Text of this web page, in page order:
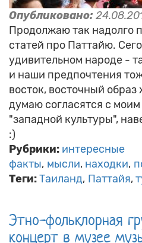
Опубликовано:
Продолжаю так надолго
статей про Паттайю.
удивительном народе -
и наши предпочтения
восток, восточный
думаю согласятся с
"западной культуры",
:)
Рубрики: интересные
факты мысли находки
Теги:Таиланд Паттайя
Этно-фольклорная
концерт в музее